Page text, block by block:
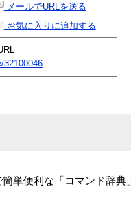
メールでURLを送る
お気に入りに追加する
32100046
単便利な「コマンド辞典